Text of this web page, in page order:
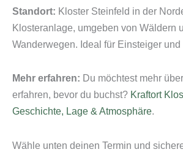
Standort: Kloster Steinfeld in der
Klosteranlage, umgeben von Wäldern
Wanderwegen. Ideal für Einsteiger und
Mehr erfahren: Du möchtest mehr
erfahren, bevor du buchst? Kraftort
Geschichte, Lage & Atmosphäre.
Wähle unten deinen Termin und